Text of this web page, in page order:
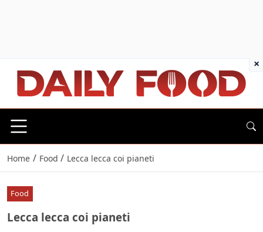
Home / Food / Lecca lecca coi pianeti
Food
Lecca lecca coi pianeti
×